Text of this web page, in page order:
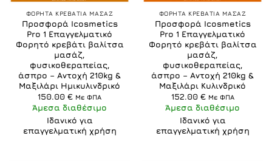
ΦΟΡΗΤΑ ΚΡΕΒΑΤΙΑ ΜΑΣΑΖ
Προσφορά Icosmetics
Pro 1 Επαγγελματικό
Φορητό κρεβάτι βαλίτσα
μασάζ,
φυσικοθεραπείας,
άσπρο – Αντοχή 210kg &
Μαξιλάρι Ημικυλινδρικό
150.00 € Με ΦΠΑ
Άμεσα διαθέσιμο
Ιδανικό για
επαγγελματική χρήση
ΦΟΡΗΤΑ ΚΡΕΒΑΤΙΑ ΜΑΣΑΖ
Προσφορά Icosmetics
Pro 1 Επαγγελματικό
Φορητό κρεβάτι βαλίτσα
μασάζ,
φυσικοθεραπείας,
άσπρο – Αντοχή 210kg &
Μαξιλάρι Κυλινδρικό
152.00 € Με ΦΠΑ
Άμεσα διαθέσιμο
Ιδανικό για
επαγγελματική χρήση